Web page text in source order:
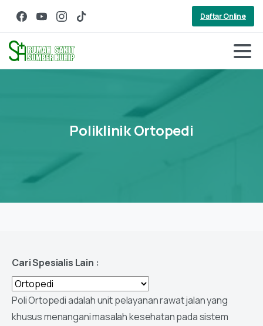
Daftar Online
PoliklinikOrtopedi
Cari Spesialis Lain :
Poli Ortopedi adalah unit pelayanan rawat jalan yang
khusus menangani masalah kesehatan pada sistem